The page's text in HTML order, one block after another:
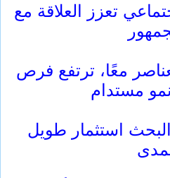
تعزز العلاقة مع
معًا، ترتفع فرص
استثمار طويل